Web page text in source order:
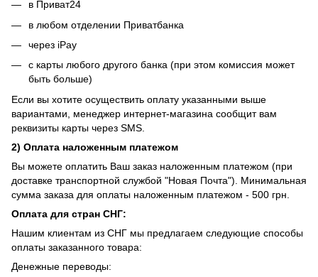
в Приват24
в любом отделении Приватбанка
через iPay
с карты любого другого банка (при этом комиссия может
быть больше)
Если вы хотите осуществить оплату указанными выше
вариантами, менеджер интернет-магазина сообщит вам
реквизиты карты через SMS.
2) Оплата наложенным платежом
Вы можете оплатить Ваш заказ наложенным платежом (при
доставке транспортной службой "Новая Почта"). Минимальная
сумма заказа для оплаты наложенным платежом - 500 грн.
Оплата для стран СНГ:
Нашим клиентам из СНГ мы предлагаем следующие способы
оплаты заказанного товара:
Денежные переводы: